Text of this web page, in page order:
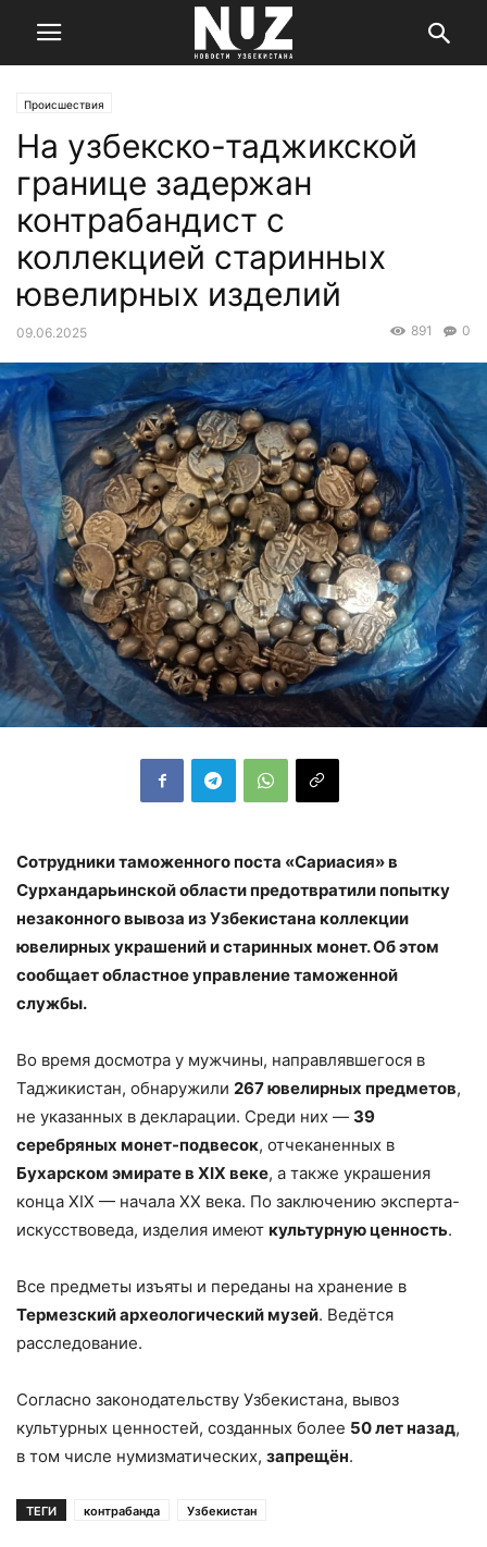
Происшествия
На узбекско-таджикской
границе задержан
контрабандист с
коллекцией старинных
ювелирных изделий
09.06.2025 0
891
Сотрудники таможенного поста «Сариасия» в
Сурхандарьинской области предотвратили попытку
незаконного вывоза из Узбекистана коллекции
ювелирных украшений и старинных монет. Об этом
сообщает областное управление таможенной
службы.
Во время досмотра у мужчины, направлявшегося в
Таджикистан, обнаружили 267 ювелирных предметов,
не указанных в декларации. Среди них — 39
серебряных монет-подвесок, отчеканенных в
Бухарском эмирате в XIX веке, а также украшения
конца XIX — начала XX века. По заключению эксперта-
искусствоведа, изделия имеют культурную ценность.
Все предметы изъяты и переданы на хранение в
Термезский археологический музей. Ведётся
расследование.
Согласно законодательству Узбекистана, вывоз
культурных ценностей, созданных более 50 лет назад,
в том числе нумизматических, запрещён.
ТЕГИ контрабанда Узбекистан